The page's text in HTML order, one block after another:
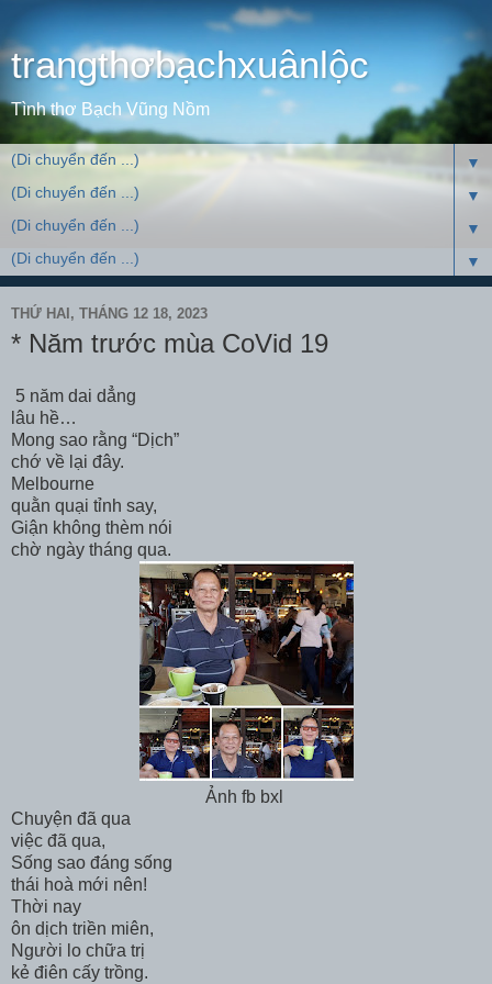
trangthơbạchxuânlộc
Tình thơ Bạch Vũng Nồm
▼
▼
▼
▼
THỨ HAI, THÁNG 12 18, 2023
* Năm trước mùa CoVid 19
5 năm dai dẳng
lâu hề…
Mong sao rằng “Dịch”
chớ về lại đây.
Melbourne
quằn quại tỉnh say,
Giận không thèm nói
chờ ngày tháng qua.
Ảnh fb bxl
Chuyện đã qua
việc đã qua,
Sống sao đáng sống
thái hoà mới nên!
Thời nay
ôn dịch triền miên,
Người lo chữa trị
kẻ điên cấy trồng.